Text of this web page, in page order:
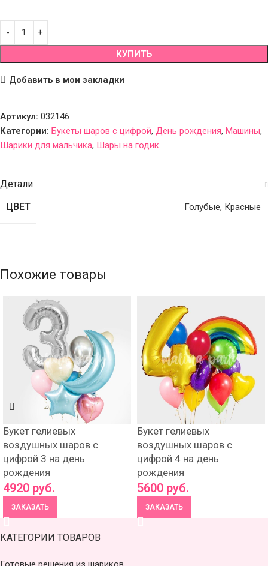
КУПИТЬ
Добавить в мои закладки
Артикул: 032146
Категории: Букеты шаров с цифрой, День рождения, Машины,
Шарики для мальчика, Шары на годик
Детали
ЦВЕТ
Голубые, Красные
Похожие товары
Букет гелиевых
воздушных шаров с
цифрой 3 на день
рождения
4920 руб.
ЗАКАЗАТЬ
Букет гелиевых
воздушных шаров с
цифрой 4 на день
рождения
5600 руб.
ЗАКАЗАТЬ
КАТЕГОРИИ ТОВАРОВ